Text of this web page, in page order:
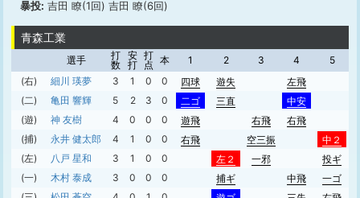
暴投: 吉田 瞭(1回) 吉田 瞭(6回)
青森工業
選手
打
数
安
打
打
点 本 1 2 3 4
5
(右)
細川 瑛夢 3 1 0 0 四球 遊失 左飛
(二)
亀田 響輝 5 2 3 0 二ゴ 三直 中安
(遊)
神 友樹 4 0 0 0 遊飛 右飛 右飛
(捕)
永井 健太郎 4 1 0 0 右飛 空三振
中２
(左)
八戸 星和 3 1 0 0 左２ 一邪
投ギ
(一)
木村 泰成 3 0 0 0 捕ギ 中飛
一ゴ